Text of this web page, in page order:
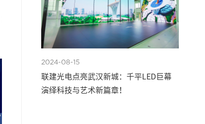
2024-08-15
联建光电点亮武汉新城：千平LED巨幕
演绎科技与艺术新篇章！